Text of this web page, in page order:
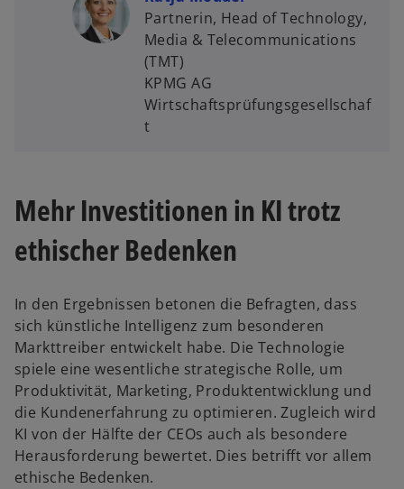
Partnerin, Head of Technology,
Media & Telecommunications
(TMT)
KPMG AG
Wirtschaftsprüfungsgesellschaf
t
Mehr Investitionen in KI trotz
ethischer Bedenken
In den Ergebnissen betonen die Befragten, dass
sich künstliche Intelligenz zum besonderen
Markttreiber entwickelt habe. Die Technologie
spiele eine wesentliche strategische Rolle, um
Produktivität, Marketing, Produktentwicklung und
die Kundenerfahrung zu optimieren. Zugleich wird
KI von der Hälfte der CEOs auch als besondere
Herausforderung bewertet. Dies betrifft vor allem
ethische Bedenken.